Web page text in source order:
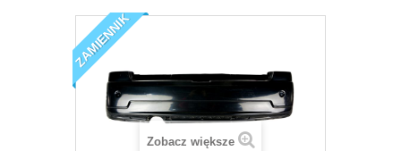
ZAMIENNIK
Zobacz większe